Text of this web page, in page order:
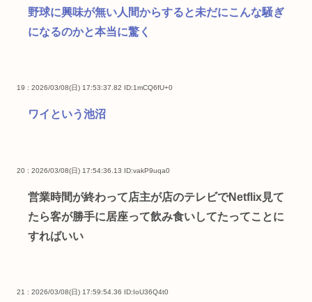
野球に興味が無い人間からすると未だにこんな騒ぎ
になるのかと本当に驚く
19 : 2026/03/08(日) 17:53:37.82 ID:1mCQ6fU+0
ワイという池沼
20 : 2026/03/08(日) 17:54:36.13 ID:vakP9uqa0
営業時間が終わって店主が店のテレビでNetflix見て
たら客が勝手に居座って飲み食いしてたってことに
すればいい
21 : 2026/03/08(日) 17:59:54.36 ID:IoU36Q4t0